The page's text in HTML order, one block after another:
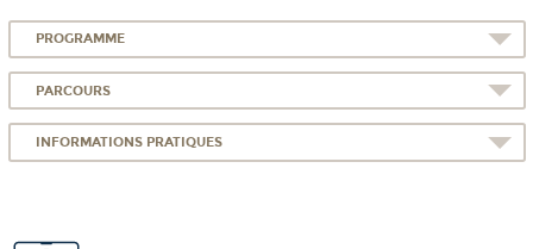
PROGRAMME
PARCOURS
INFORMATIONS PRATIQUES